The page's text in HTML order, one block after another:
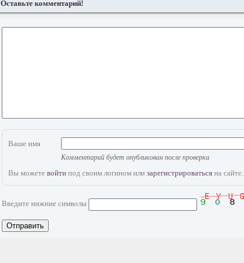
Оставьте комментарий!
Ваше имя
Комментарий будет опубликован после проверки
Вы можете войти под своим логином или зарегистрироваться на сайте.
Введите нижние символы
Отправить